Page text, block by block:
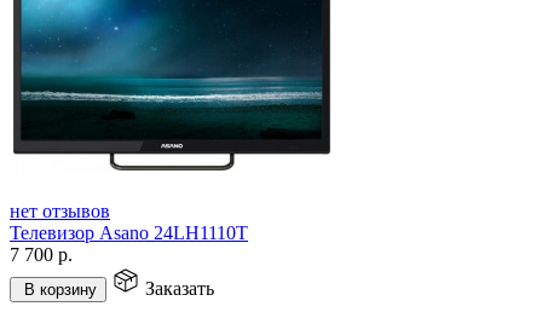
нет отзывов
Телевизор Asano 24LH1110T
7 700 р.
В корзину Заказать